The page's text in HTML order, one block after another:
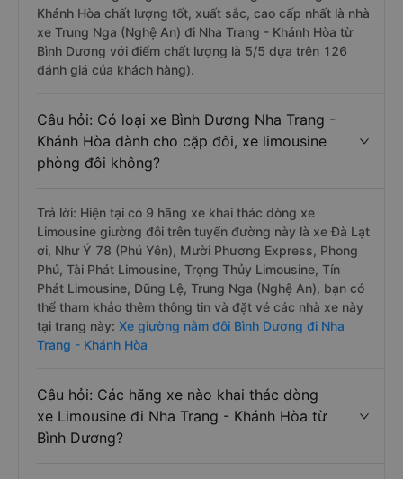
Khánh Hòa chất lượng tốt, xuất sắc, cao cấp nhất là nhà
xe Trung Nga (Nghệ An) đi Nha Trang - Khánh Hòa từ
Bình Dương với điểm chất lượng là 5/5 dựa trên 126
đánh giá của khách hàng).
Câu hỏi: Có loại xe Bình Dương Nha Trang -
Khánh Hòa dành cho cặp đôi, xe limousine
phòng đôi không?
Trả lời: Hiện tại có 9 hãng xe khai thác dòng xe
Limousine giường đôi trên tuyến đường này là xe Đà Lạt
ơi, Như Ý 78 (Phú Yên), Mười Phương Express, Phong
Phú, Tài Phát Limousine, Trọng Thủy Limousine, Tín
Phát Limousine, Dũng Lệ, Trung Nga (Nghệ An), bạn có
thể tham khảo thêm thông tin và đặt vé các nhà xe này
tại trang này: Xe giường nằm đôi Bình Dương đi Nha
Trang - Khánh Hòa
Câu hỏi: Các hãng xe nào khai thác dòng
xe Limousine đi Nha Trang - Khánh Hòa từ
Bình Dương?